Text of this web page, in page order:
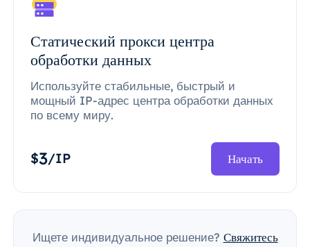
Статический прокси центра
обработки данных
Используйте стабильные, быстрый и
мощный IP-адрес центра обработки данных
по всему миру.
$3/IP Начать
Ищете индивидуальное решение? Свяжитесь